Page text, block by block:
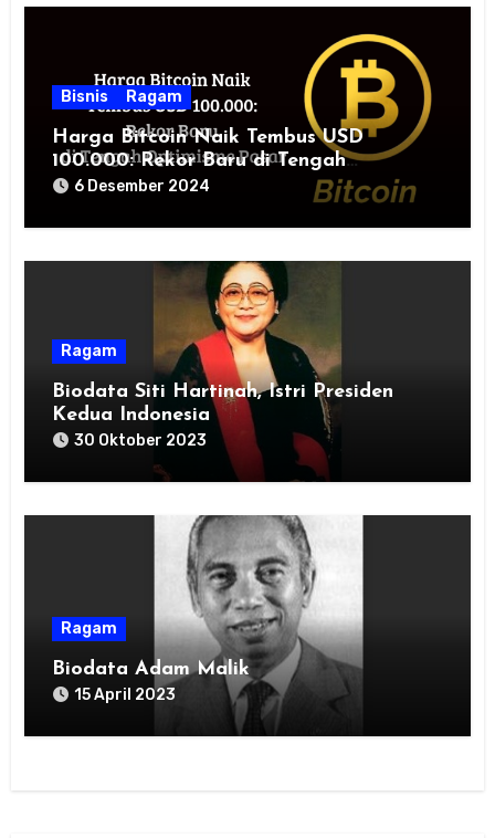
Bisnis Ragam
Harga Bitcoin Naik Tembus USD
100.000: Rekor Baru di Tengah
Optimisme Pasar
6 Desember 2024
Ragam
Biodata Siti Hartinah, Istri Presiden
Kedua Indonesia
30 Oktober 2023
Ragam
Biodata Adam Malik
15 April 2023